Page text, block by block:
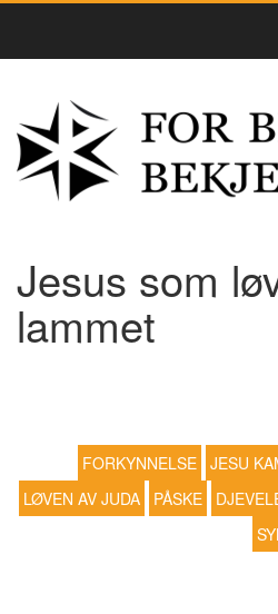
Jesus som
lammet
FORKYNNELSE JESU
LØVEN AV JUDA
PÅSKE